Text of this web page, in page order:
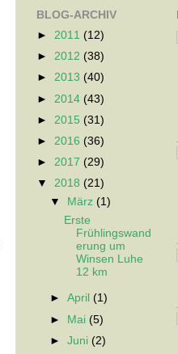
BLOG-ARCHIV
► 2011 (12)
► 2012 (38)
► 2013 (40)
► 2014 (43)
► 2015 (31)
► 2016 (36)
► 2017 (29)
▼ 2018 (21)
▼
März(1)
Erste
Frühlingswand
erung um
Winsen Luhe
12 km
►April(1)
► Mai(5)
►Juni(2)